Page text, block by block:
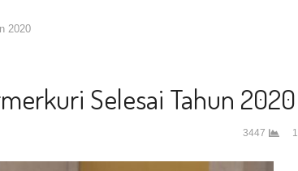
2020
Selesai Tahun 2020
3447 1